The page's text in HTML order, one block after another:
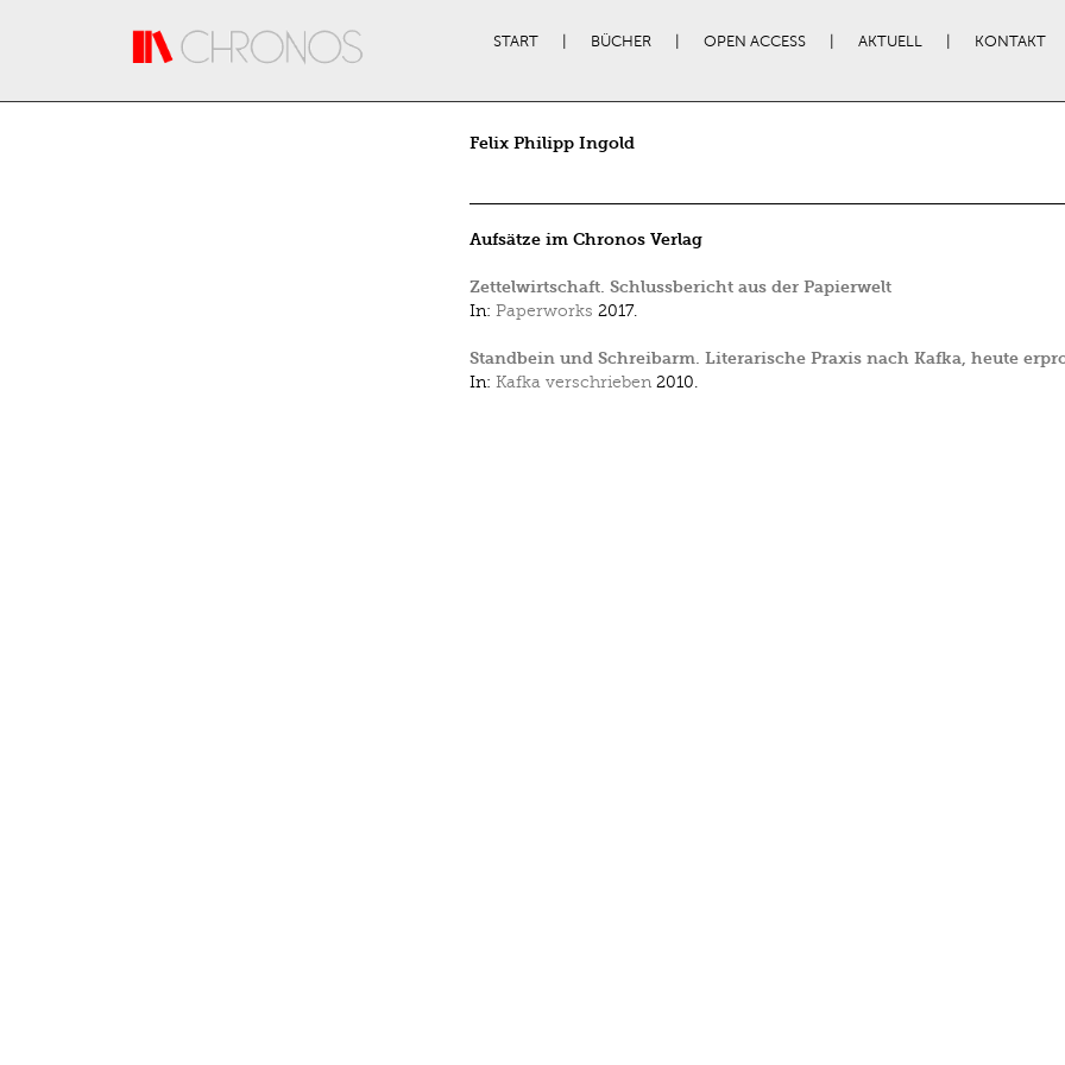
START BÜCHER OPEN ACCESS AKTUELL KONTAKT
Felix Philipp Ingold
Aufsätze im Chronos Verlag
Zettelwirtschaft. Schlussbericht aus der Papierwelt
In: Paperworks 2017.
Standbein und Schreibarm. Literarische Praxis nach Kafka, heute
In: Kafka verschrieben 2010.